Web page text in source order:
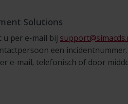
Solutions
per e-mail bij
een incidentnummer.
mail, telefonisch of door